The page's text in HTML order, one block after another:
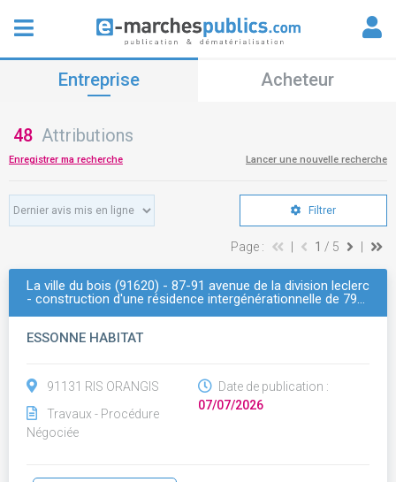
Entreprise Acheteur
48 Attributions
Enregistrer ma recherche Lancer une nouvelle recherche
Filtrer
Page : 1 / 5
La ville du bois (91620) - 87-91 avenue de la division leclerc
- construction d'une résidence intergénérationnelle de 79…
ESSONNE HABITAT
91131 RIS ORANGIS
Travaux - Procédure
Négociée
Date de publication :
07/07/2026